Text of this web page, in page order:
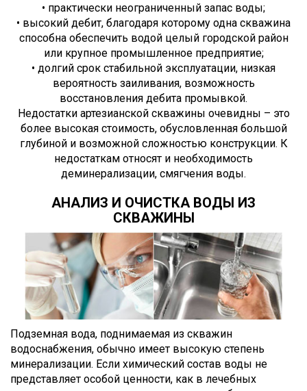
• практически неограниченный запас воды;
• высокий дебит, благодаря которому одна скважина
способна обеспечить водой целый городской район
или крупное промышленное предприятие;
• долгий срок стабильной эксплуатации, низкая
вероятность заиливания, возможность
восстановления дебита промывкой.
Недостатки артезианской скважины очевидны – это
более высокая стоимость, обусловленная большой
глубиной и возможной сложностью конструкции. К
недостаткам относят и необходимость
деминерализации, смягчения воды.
АНАЛИЗ И ОЧИСТКА ВОДЫ ИЗ
СКВАЖИНЫ
Подземная вода, поднимаемая из скважин
водоснабжения, обычно имеет высокую степень
минерализации. Если химический состав воды не
представляет особой ценности, как в лечебных